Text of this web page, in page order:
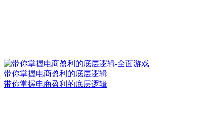
带你掌握电商盈利的底层逻辑
带你掌握电商盈利的底层逻辑